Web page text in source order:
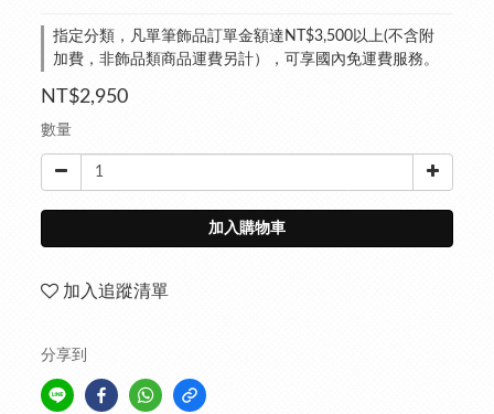
指定分類，凡單筆飾品訂單金額達NT$3,500以上(不含附
加費，非飾品類商品運費另計），可享國內免運費服務。
NT$2,950
數量
加入購物車
加入追蹤清單
分享到